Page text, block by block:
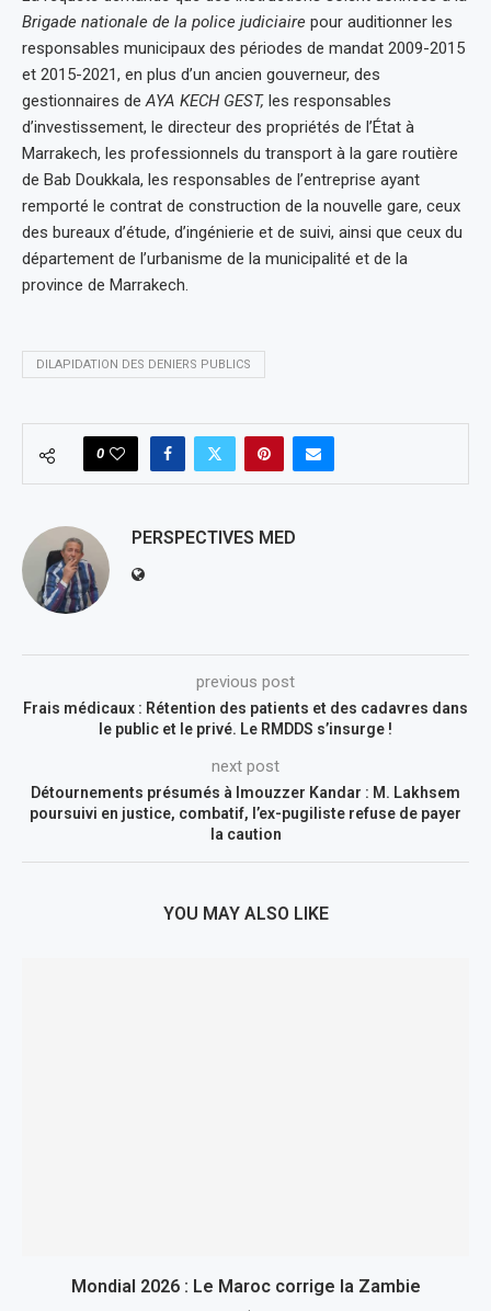
Brigade nationale de la police judiciaire pour auditionner les
responsables municipaux des périodes de mandat 2009-2015
et 2015-2021, en plus d’un ancien gouverneur, des
gestionnaires deAYA KECH GEST, les responsables
d’investissement, le directeur des propriétés de l’État à
Marrakech, les professionnels du transport à la gare routière
de Bab Doukkala, les responsables de l’entreprise ayant
remporté le contrat de construction de la nouvelle gare, ceux
des bureaux d’étude, d’ingénierie et de suivi, ainsi que ceux du
département de l’urbanisme de la municipalité et de la
province de Marrakech.
DILAPIDATION DES DENIERS PUBLICS
0
PERSPECTIVES MED
previous post
Frais médicaux : Rétention des patients et des cadavres dans
le public et le privé. Le RMDDS s’insurge !
next post
Détournements présumés à Imouzzer Kandar : M. Lakhsem
poursuivi en justice, combatif, l’ex-pugiliste refuse de payer
la caution
YOU MAY ALSO LIKE
Mondial 2026 : Le Maroc corrige la Zambie